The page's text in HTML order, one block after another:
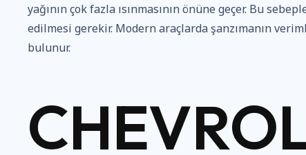
yağının çok fazla ısınmasının önüne geçer. Bu
edilmesi gerekir. Modern araçlarda şanzımanın
bulunur.